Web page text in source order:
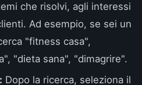
che risolvi, agli interessi
Ad esempio, se sei un
"fitness casa",
"dieta sana", "dimagrire".
Dopo la ricerca, seleziona il